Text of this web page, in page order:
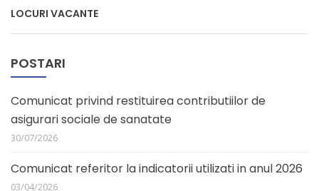
LOCURI VACANTE
POSTARI
Comunicat privind restituirea contributiilor de
asigurari sociale de sanatate
30/07/2026
Comunicat referitor la indicatorii utilizati in anul 2026
03/04/2026